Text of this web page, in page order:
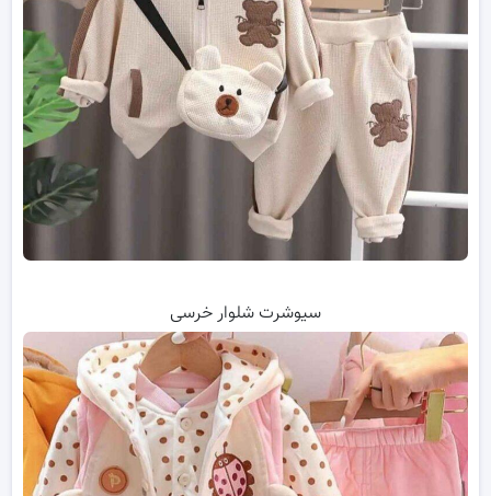
سیوشرت شلوار خرسی